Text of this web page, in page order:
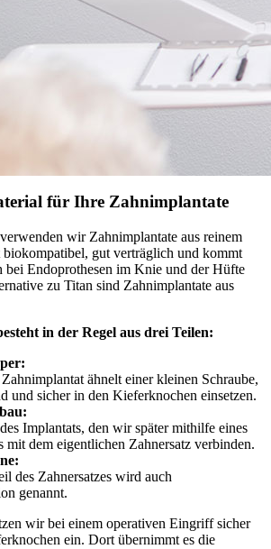
für Ihre Zahnimplantate
wir Zahnimplantate aus reinem
gut verträglich und kommt
bei Endoprothesen im Knie und der Hüfte
zu Titan sind Zahnimplantate aus
in der Regel aus drei Teilen:
ähnelt einer kleinen Schraube,
und sicher in den Kieferknochen einsetzen.
Implantats, den wir später mithilfe eines
mit dem eigentlichen Zahnersatz verbinden.
des Zahnersatzes wird auch
genannt.
wir bei einem operativen Eingriff sicher
ein. Dort übernimmt es die